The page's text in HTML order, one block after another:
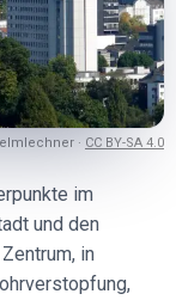
· CC BY-SA 4.0
im
und den
in